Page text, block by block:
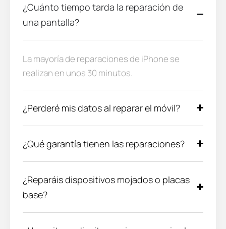
¿Cuánto tiempo tarda la reparación de
una pantalla?
La mayoría de reparaciones de iPhone se
realizan en unos 30 minutos.
¿Perderé mis datos al reparar el móvil?
¿Qué garantía tienen las reparaciones?
¿Reparáis dispositivos mojados o placas
base?